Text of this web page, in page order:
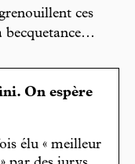
ces
becquetance…
On espère
élu « meilleur